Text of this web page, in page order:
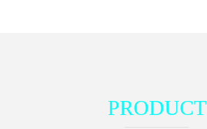
PRODUCT